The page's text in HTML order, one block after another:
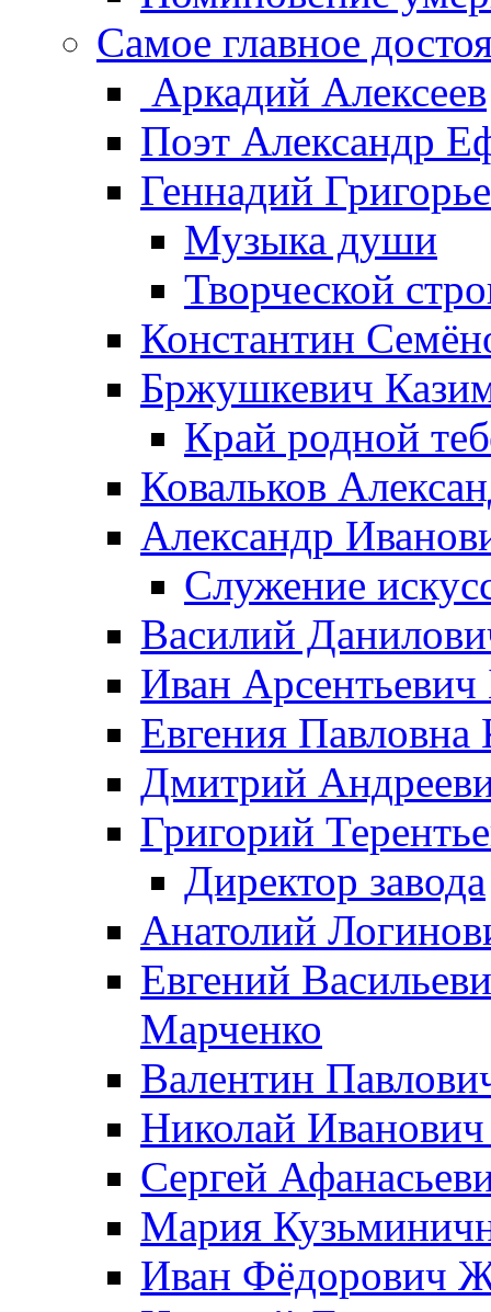
Самое главное
Аркадий Алексеев
Поэт Александр
Геннадий
Музыка души
Творческой
Константин
Бржушкевич
Край родной
Ковальков
Александр
Служение
Василий
Иван
Евгения Павловна
Дмитрий
Григорий
Директор завода
Анатолий
Евгений
Марченко
Валентин
Николай Иванович
Сергей
Мария
Иван Фёдорович